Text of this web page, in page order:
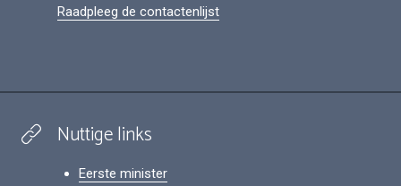
Raadpleeg de contactenlijst
Nuttige links
Eerste minister